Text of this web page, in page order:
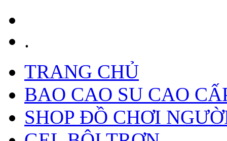
.
TRANG CHỦ
BAO CAO SU CAO
SHOP ĐỒ CHƠI